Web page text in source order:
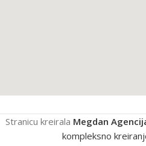
Stranicu kreirala Megdan
kompleksno